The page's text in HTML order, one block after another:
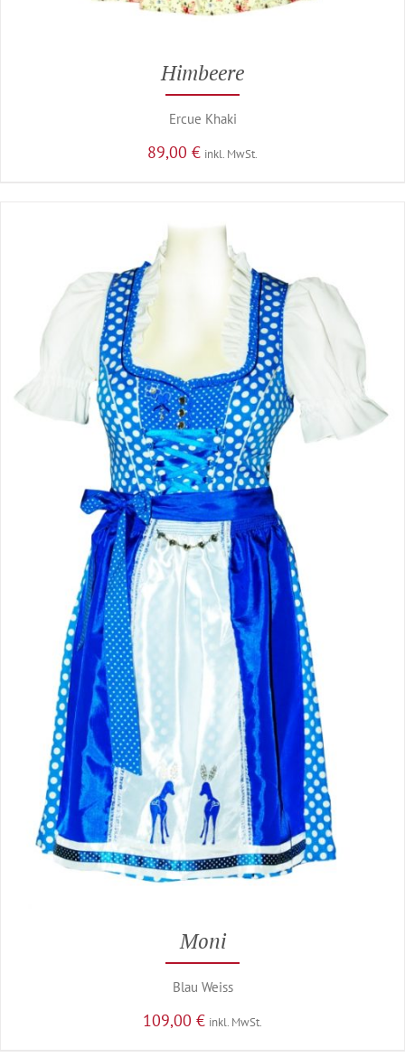
Himbeere
Ercue Khaki
89,00 € inkl. MwSt.
Moni
Blau Weiss
109,00 € inkl. MwSt.